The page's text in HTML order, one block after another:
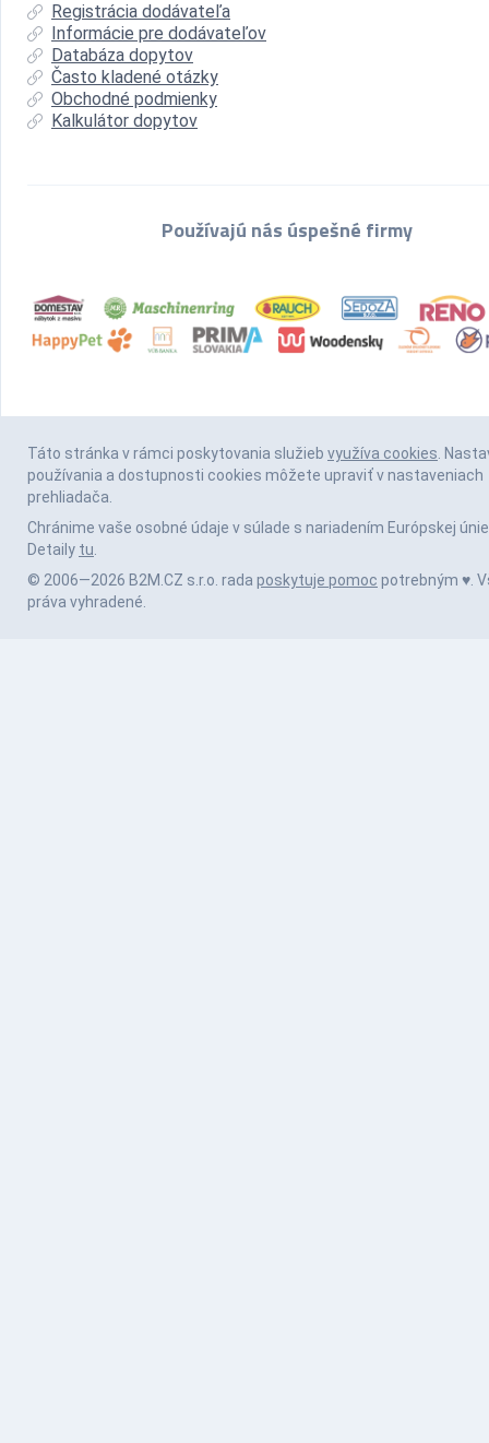
Registrácia dodávateľa
Informácie pre dodávateľov
Databáza dopytov
Často kladené otázky
Obchodné podmienky
Kalkulátor dopytov
Používajú nás úspešné firmy
Táto stránka v rámci poskytovania služieb využíva cookies.
používania a dostupnosti cookies môžete upraviť v nastaveniach
prehliadača.
Chránime vaše osobné údaje v súlade s nariadením Európskej únie
Detaily tu.
© 2006—2026 B2M.CZ s.r.o. rada poskytuje pomoc potrebným ♥️.
práva vyhradené.